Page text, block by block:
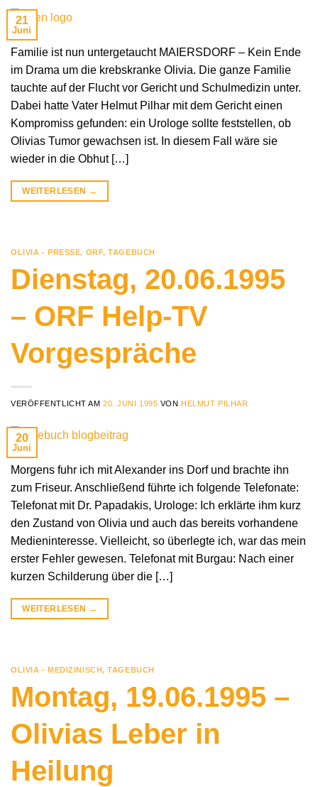
21
Juni
Familie ist nun untergetaucht MAIERSDORF – Kein Ende
im Drama um die krebskranke Olivia. Die ganze Familie
tauchte auf der Flucht vor Gericht und Schulmedizin unter.
Dabei hatte Vater Helmut Pilhar mit dem Gericht einen
Kompromiss gefunden: ein Urologe sollte feststellen, ob
Olivias Tumor gewachsen ist. In diesem Fall wäre sie
wieder in die Obhut […]
WEITERLESEN →
OLIVIA - PRESSE, ORF,TAGEBUCH
Dienstag, 20.06.1995
– ORF Help-TV
Vorgespräche
VERÖFFENTLICHT AM20. JUNI 1995 VON HELMUT PILHAR
20
Juni
Morgens fuhr ich mit Alexander ins Dorf und brachte ihn
zum Friseur. Anschließend führte ich folgende Telefonate:
Telefonat mit Dr. Papadakis, Urologe: Ich erklärte ihm kurz
den Zustand von Olivia und auch das bereits vorhandene
Medieninteresse. Vielleicht, so überlegte ich, war das mein
erster Fehler gewesen. Telefonat mit Burgau: Nach einer
kurzen Schilderung über die […]
WEITERLESEN →
OLIVIA - MEDIZINISCH,TAGEBUCH
Montag, 19.06.1995 –
Olivias Leber in
Heilung